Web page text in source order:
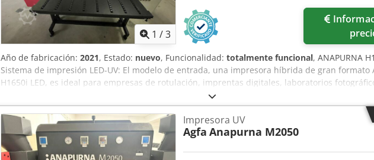
1 /3
Año de fabricación: 2021, Estado: nuevo, Funcionalidad: totalmente funcional, ANAPURNA
Sistema de impresión LED-UV: El modelo de entrada, una impresora híbrida de gran formato
H1650i LED, es ideal para empresas de rotulación, imprentas digitales, laboratorios
empresas gráficas medianas que deseen combinar trabajos de impresión en cartón y papel
sistema imprime hasta un ancho de 1,65 m para aplicaciones tanto interiores como
Anapurna H1650i LED está equipada con lámparas LED-UV que permiten la impresión sobre
gama de materiales, ahorrando energía, costes y tiempo. La función de tinta blanca permite
sobre materiales transparentes para aplicaciones retroiluminadas o utilizar el blanco como
Medios rígidos Chjdpfoy It T Hjx Abxja Ancho máximo: 165 cm (5,4 pies), 160 cm (5,2 pies)
Impresora UV
Agfa Anapurna M2050